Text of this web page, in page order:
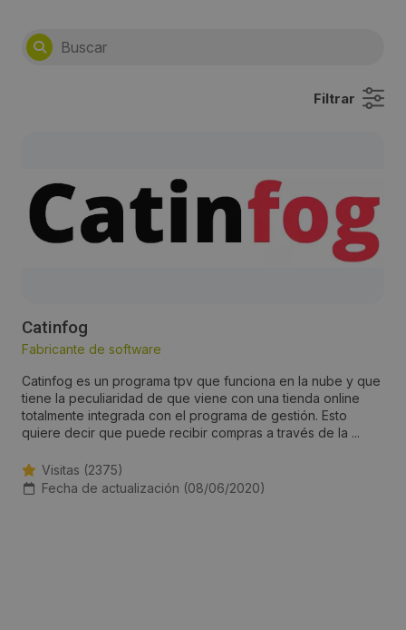
Filtrar
Catinfog
Fabricante de software
Catinfog es un programa tpv que funciona en la nube y que
tiene la peculiaridad de que viene con una tienda online
totalmente integrada con el programa de gestión. Esto
quiere decir que puede recibir compras a través de la ...
Visitas (2375)
Fecha de actualización (08/06/2020)